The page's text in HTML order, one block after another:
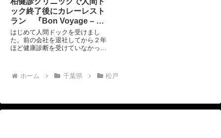
ック終了後にカレーレスト
ラン 『Bon Voyage – ボ
ン・ボヤージ』
はじめて人間ドックを受けまし
た。前の会社を退社してから２年
ほど健康診断を受けていなかった
クリニックという人間ドックなど
健康診断を中心にやっている医療
ホーム 千葉県 松戸